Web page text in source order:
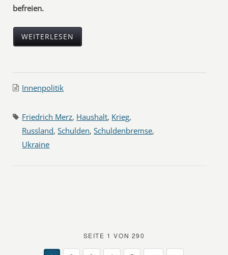
befreien.
WEITERLESEN
Innenpolitik
Friedrich Merz, Haushalt, Krieg,
Russland,Schulden,Schuldenbremse,
Ukraine
SEITE 1 VON 290